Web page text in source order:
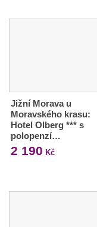
Jižní Morava u
Moravského krasu:
Hotel Olberg *** s
polopenzí…
2 190 Kč